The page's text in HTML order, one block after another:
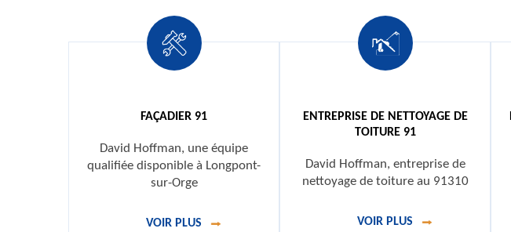
FAÇADIER 91
David Hoffman, une équipe
qualifiée disponible à Longpont-
sur-Orge
VOIR PLUS
ENTREPRISE DE NETTOYAGE DE
TOITURE 91
David Hoffman, entreprise de
nettoyage de toiture au 91310
VOIR PLUS